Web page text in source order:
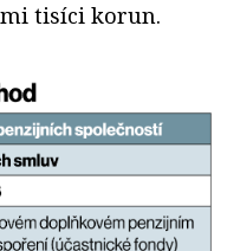
tisíci korun.